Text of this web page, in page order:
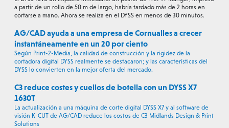
a partir de un rollo de 50 m de largo, habría tardado más de 2 horas en
cortarse a mano. Ahora se realiza en el DYSS en menos de 30 minutos.
AG/CAD ayuda a una empresa de Cornualles a crecer
instantáneamente en un 20 por ciento
Según Print-2-Media, la calidad de construcción y la rigidez de la
cortadora digital DYSS realmente se destacaron; y las características del
DYSS lo convierten en la mejor oferta del mercado.
C3 reduce costes y cuellos de botella con un DYSS X7
1630T
La actualización a una máquina de corte digital DYSS X7 y al software de
visión K-CUT de AG/CAD reduce los costos de C3 Midlands Design & Print
Solutions